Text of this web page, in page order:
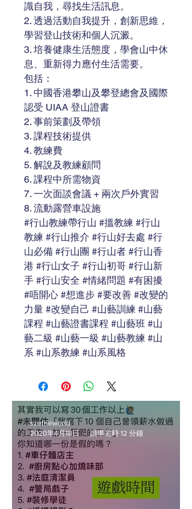
識自我，尋找生活訊息。
2. 透過活動自我提升，創新思維，
學習登山技術和個人沉澱。
3. 培養健康生活態度，學會山中休
息、重新得力應付生活需要。
包括：
1. 中國香港攀山及攀登總會及國際
認受 UIAA 登山證書
2. 事前策劃及帶領
3. 課程技術提供
4. 教練費
5. 解說及教練顧問
6. 課程中所需物資
7. 一次面談會議 + 兩次戶外實習
8. 流動露營車設施
#行山教練帶行山 #搵教練 #行山
教練 #行山推介 #行山好去處 #行
山必備 #行山團 #行山者 #行山香
港 #行山女子 #行山初哥 #行山新
手 #行山安全 #情緒問題 #有困擾
#唔開心 #想進步 #要改善 #改變的
力量 #改變自己 #山藝訓練 #山藝
課程 #山藝證書課程 #山藝班 #山
藝二級 #山藝一級 #山藝教練 #山
系 #山系教練 #山系風格
szetheworld
2020年4月18日
讀畢需時 12 分鐘